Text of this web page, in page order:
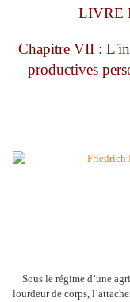
LIVRE
Chapitre VII :
productives
Sous le régime d’une
lourdeur de corps,